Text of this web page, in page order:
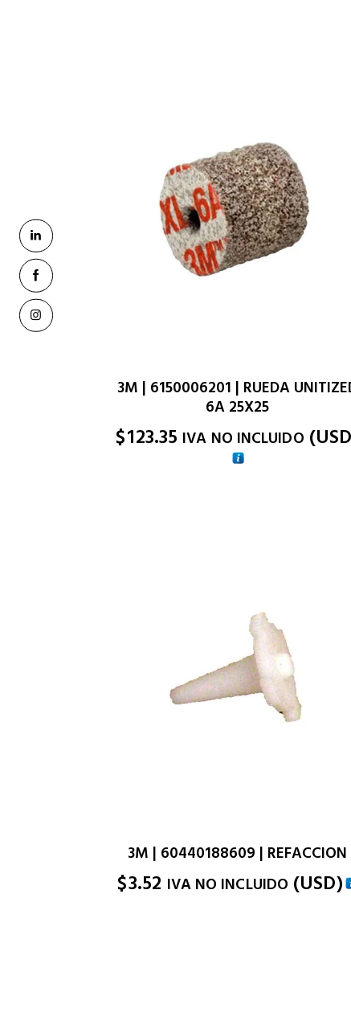
3M | 6150006201 | RUEDA
6A 25X25
$123.35 IVA NO INCLUIDO (
3M | 60440188609 | REFACCION
$3.52 IVA NO INCLUIDO (USD)